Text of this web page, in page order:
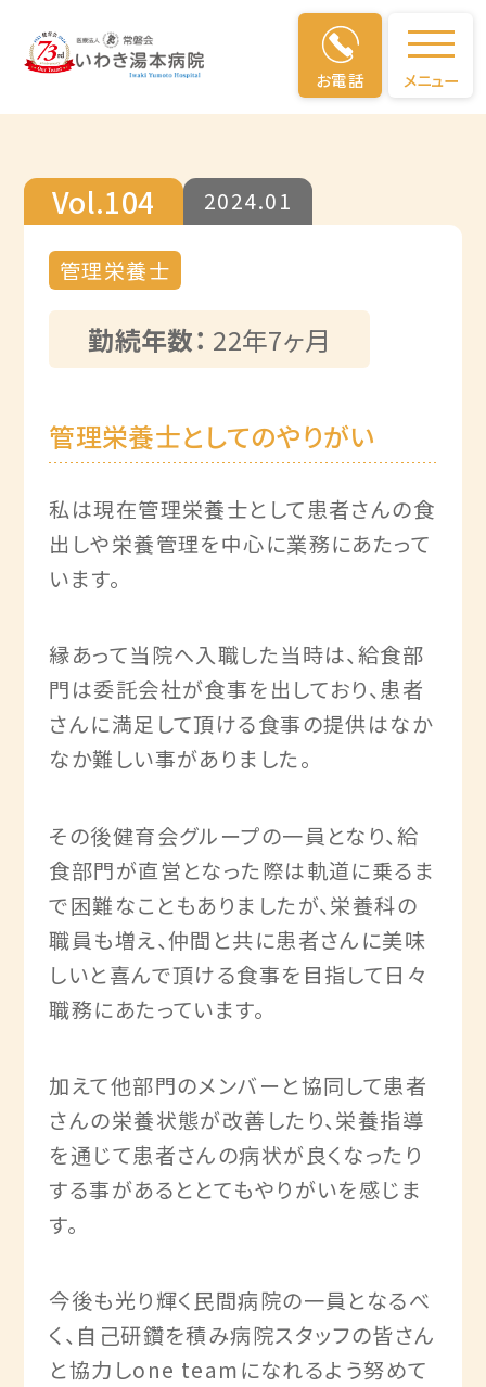
お電話 メニュー
仕事のやりがい
Vol.104 2024.01
管理栄養士
勤続年数： 22年7ヶ月
管理栄養士としてのやりがい
私は現在管理栄養士として患者さんの食
出しや栄養管理を中心に業務にあたって
います。
縁あって当院へ入職した当時は、給食部
門は委託会社が食事を出しており、患者
さんに満足して頂ける食事の提供はなか
なか難しい事がありました。
その後健育会グループの一員となり、給
食部門が直営となった際は軌道に乗るま
で困難なこともありましたが、栄養科の
職員も増え、仲間と共に患者さんに美味
しいと喜んで頂ける食事を目指して日々
職務にあたっています。
加えて他部門のメンバーと協同して患者
さんの栄養状態が改善したり、栄養指導
を通じて患者さんの病状が良くなったり
する事があるととてもやりがいを感じま
す。
今後も光り輝く民間病院の一員となるべ
く、自己研鑽を積み病院スタッフの皆さん
と協力しone teamになれるよう努めて